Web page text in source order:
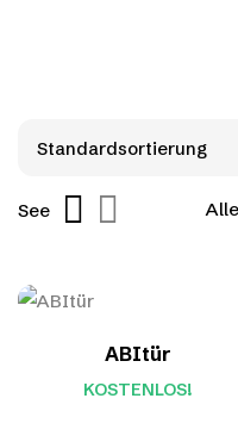
See
ABItür
KOSTENLOS!